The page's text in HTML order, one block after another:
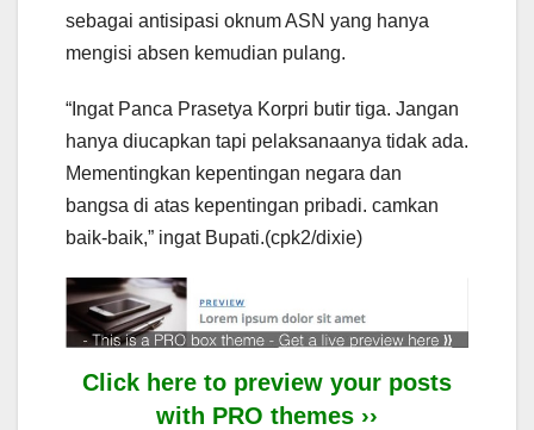
sebagai antisipasi oknum ASN yang hanya
mengisi absen kemudian pulang.
“Ingat Panca Prasetya Korpri butir tiga. Jangan
hanya diucapkan tapi pelaksanaanya tidak ada.
Mementingkan kepentingan negara dan
bangsa di atas kepentingan pribadi. camkan
baik-baik,” ingat Bupati.(cpk2/dixie)
Click here to preview your posts
with PRO themes ››